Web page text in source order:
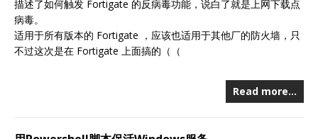
描述了如何触发 Fortigate 的反病毒功能，说白了就是上网下载点
病毒。
适用于所有版本的 Fortigate ，应该也适用于其他厂的防火墙，只
不过这次是在 Fortigate 上面搞的（（
Read more…